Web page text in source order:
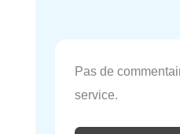
Pas de
service.